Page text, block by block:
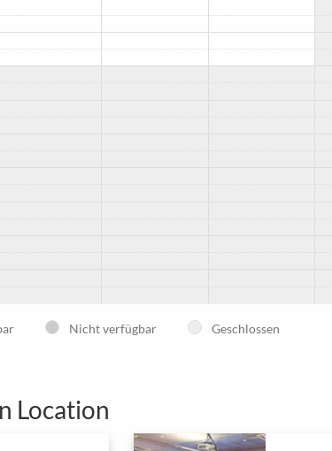
Nicht verfügbar Geschlossen
Location